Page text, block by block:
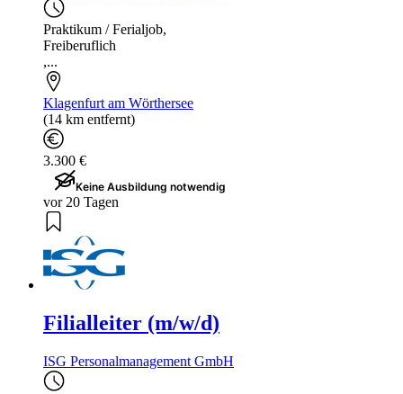
Praktikum / Ferialjob,
Freiberuflich
,...
Klagenfurt am Wörthersee
(14 km entfernt)
3.300 €
Keine Ausbildung notwendig
vor 20 Tagen
Filialleiter (m/w/d)
ISG Personalmanagement GmbH